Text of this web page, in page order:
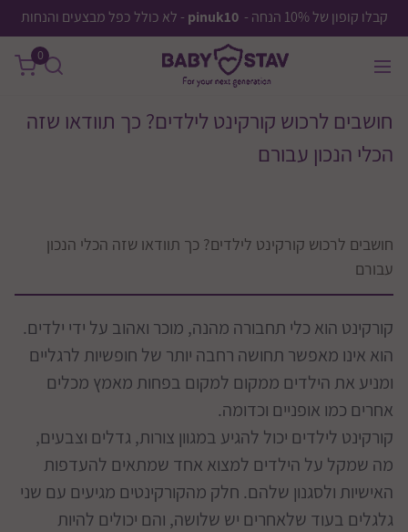
קבלו קופון של 10% הנחה - pinuk10 - לא כולל כפל מבצעים והנחות
0
חושבים לרכוש קורקינט לילדים? כך תוודאו שזה
הכלי הנכון עבורם
חושבים לרכוש קורקינט לילדים? כך תוודאו שזה הכלי הנכון
עבורם
קורקינט הוא כלי תחבורה מהנה, מוכר ואהוב על ידי ילדים.
הוא אינו מאפשר תחושה רחבה יותר של חופשיות לרגליים
ומניע את הילדים ממקום למקום בפחות מאמץ מכלים
אחרים כמו אופניים וכדומה.
קורקינט לילדים יכול להגיע במגוון צורות, גדלים וצבעים,
מה שמקל על הילדים למצוא אחד שמתאים להעדפות
האישיות ולסגנון שלהם. חלק מהקורקינטים מגיעים עם שני
גלגלים בעוד שלאחרים יש שלושה, והם יכולים להיות